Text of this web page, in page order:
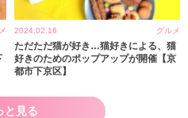
2024.02.16 グルメ
ただただ猫が好き…猫好きによる、猫
好きのためのポップアップが開催【京
都市下京区】
と見る